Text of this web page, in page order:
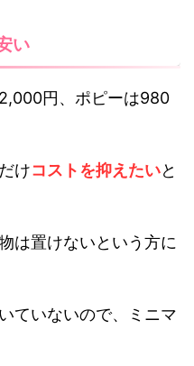
い
円、ポピーは980
けコストを抑えたいと
は置けないという方に
ていないので、ミニマ